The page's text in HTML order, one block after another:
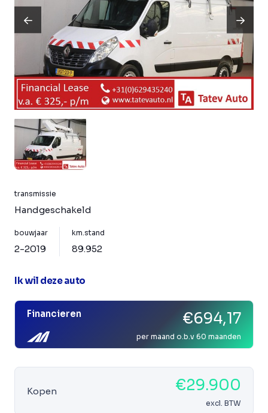
transmissie
Handgeschakeld
bouwjaar
2-2019
km.stand
89.952
Ik wil deze auto
Financieren €694,17
per maand o.b.v 60 maanden
Kopen €29.900
excl. BTW